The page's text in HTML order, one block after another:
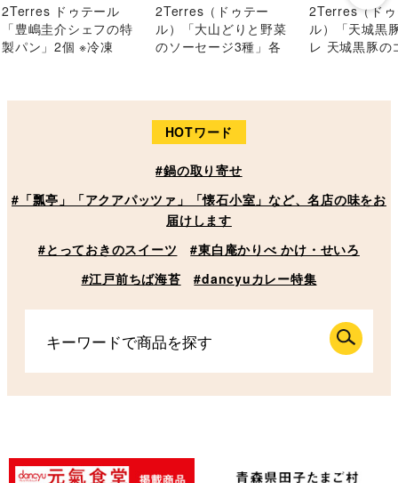
2Terres ドゥテール
「豊嶋圭介シェフの特
製パン」2個 ※冷凍
2Terres（ドゥテー
ル）「大山どりと野菜
のソーセージ3種」各
2Terres（ド
ル）「天城黒
レ 天城黒豚の
HOTワード
#鍋の取り寄せ
#「瓢亭」「アクアパッツァ」「懐石小室」など、名店の味をお
届けします
#とっておきのスイーツ
#東白庵かりべ かけ・せいろ
#江戸前ちば海苔
#dancyuカレー特集